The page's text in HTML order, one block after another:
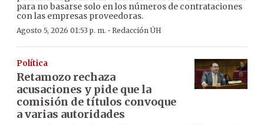
para no basarse solo en los números de contrataciones
con las empresas proveedoras.
Agosto 5, 2026 01:53 p. m. · Redacción ÚH
Política
Retamozo rechaza
acusaciones y pide que la
comisión de títulos convoque
a varias autoridades